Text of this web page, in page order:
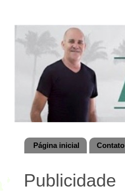
Página inicial Contato
Publicidade